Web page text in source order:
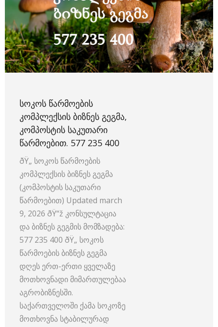
ᲡᲝᲙᲝᲡ ᲬᲐᲠᲛᲝᲔᲑᲘᲡ
ᲙᲝᲛᲞᲚᲔᲥᲡᲘᲡ ᲑᲘᲖᲜᲔᲡ ᲒᲔᲒᲛᲐ,
ᲙᲝᲛᲞᲝᲡᲢᲘᲡ ᲡᲐᲙᲣᲗᲐᲠᲘ
ᲬᲐᲠᲛᲝᲔᲑᲘᲗ. 577 235 400
ðŸ„ სოკოს წარმოების
კომპლექსის ბიზნეს გეგმა
(კომპოსტის საკუთარი
წარმოებით) Updated march
9, 2026 ðŸ“ž კონსულტაცია
და ბიზნეს გეგმის მომზადება:
577 235 400 ðŸ„ სოკოს
წარმოების ბიზნეს გეგმა
დღეს ერთ-ერთი ყველაზე
მოთხოვნადი მიმართულებაა
აგრობიზნესში.
საქართველოში ქამა სოკოზე
მოთხოვნა სტაბილურად